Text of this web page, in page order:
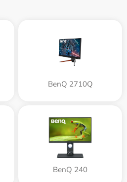
BenQ 2710Q
BenQ 240